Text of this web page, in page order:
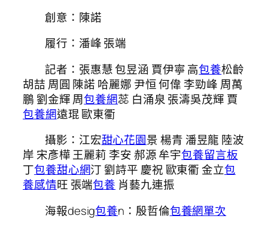
創意：陳諾
履行：潘峰 張端
記者：張惠慧 包昱涵 賈伊寧 高包養松齡
胡喆 周圓 陳諾 哈麗娜 尹恒 何偉 李勁峰 周萬
鵬 劉金輝 周包養網蕊 白涌泉 張濤吳茂輝 賈
包養網遠琨 歐東衢
攝影：江宏甜心花園景 楊青 潘昱龍 陸波
岸 宋彥樺 王麗莉 李安 郝源 牟宇包養留言板
丁包養甜心網汀 劉詩平 慶祝 歐東衢 金立包
養感情旺 張端包養 肖藝九連振
海報desig包養n：殷哲倫包養網單次